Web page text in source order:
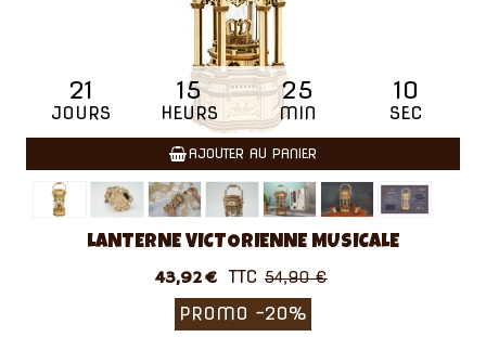
AJOUTER AU PANIER
21
JOURS
15
HEURS
25
MIN
09
SEC
LANTERNE VICTORIENNE MUSICALE
43,92 € TTC 54,90 €
PROMO -20%